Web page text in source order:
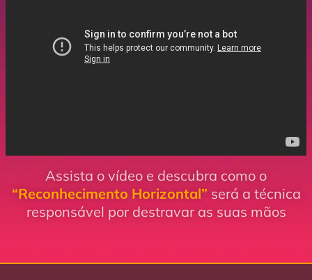
Assista o vídeo e descubra como o
“Reconhecimento Horizontal” será a técnica
responsável por destravar as suas mãos